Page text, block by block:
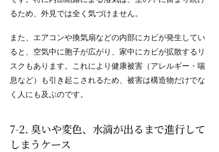
るため、外見では全く気づけません。
また、エアコンや換気扇などの内部にカビが発生してい
ると、空気中に胞子が広がり、家中にカビが拡散するリ
スクもあります。これにより健康被害（アレルギー・喘
息など）も引き起こされるため、被害は構造物だけでな
く人にも及ぶのです。
7-2. 臭いや変色、水滴が出るまで進行して
しまうケース